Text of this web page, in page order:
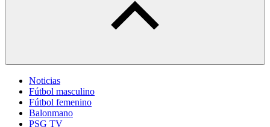
Noticias
Fútbol masculino
Fútbol femenino
Balonmano
PSG TV